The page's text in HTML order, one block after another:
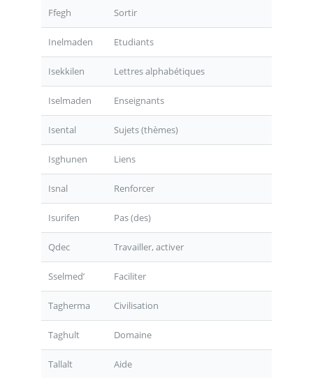
Ffegh Sortir
Inelmaden Etudiants
Isekkilen Lettres alphabétiques
Iselmaden Enseignants
Isental Sujets (thèmes)
Isghunen Liens
Isnal Renforcer
Isurifen Pas (des)
Qdec Travailler, activer
Sselmed’ Faciliter
Tagherma Civilisation
Taghult Domaine
Tallalt Aide